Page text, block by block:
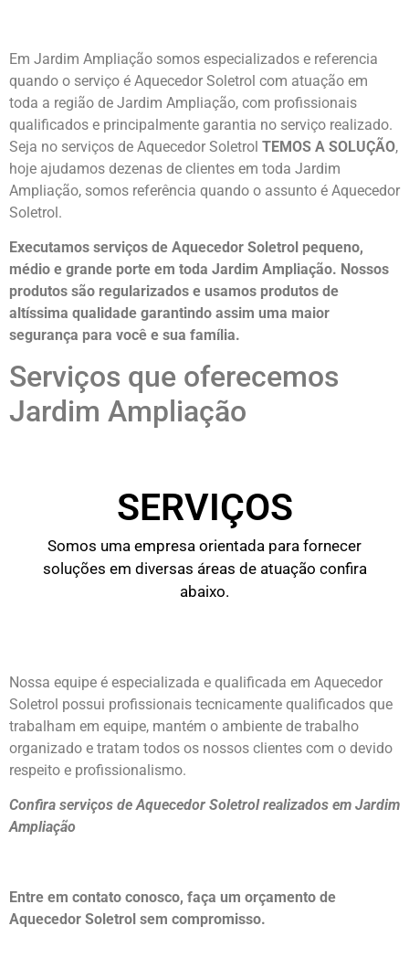
Em Jardim Ampliação somos especializados e referencia
quando o serviço é Aquecedor Soletrol com atuação em
toda a região de Jardim Ampliação, com profissionais
qualificados e principalmente garantia no serviço realizado.
Seja no serviços de Aquecedor Soletrol TEMOS A SOLUÇÃO,
hoje ajudamos dezenas de clientes em toda Jardim
Ampliação, somos referência quando o assunto é Aquecedor
Soletrol.
Executamos serviços de Aquecedor Soletrol pequeno,
médio e grande porte em toda Jardim Ampliação. Nossos
produtos são regularizados e usamos produtos de
altíssima qualidade garantindo assim uma maior
segurança para você e sua família.
Serviços que oferecemos
Jardim Ampliação
SERVIÇOS
Somos uma empresa orientada para fornecer
soluções em diversas áreas de atuação confira
abaixo.
Nossa equipe é especializada e qualificada em Aquecedor
Soletrol possui profissionais tecnicamente qualificados que
trabalham em equipe, mantém o ambiente de trabalho
organizado e tratam todos os nossos clientes com o devido
respeito e profissionalismo.
Confira serviços de Aquecedor Soletrol realizados em Jardim
Ampliação
Entre em contato conosco, faça um orçamento de
Aquecedor Soletrol sem compromisso.